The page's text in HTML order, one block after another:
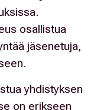
osallistua
jäsenetuja,
yhdistyksen
on erikseen